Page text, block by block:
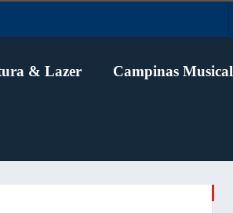
& Lazer Campinas Musical